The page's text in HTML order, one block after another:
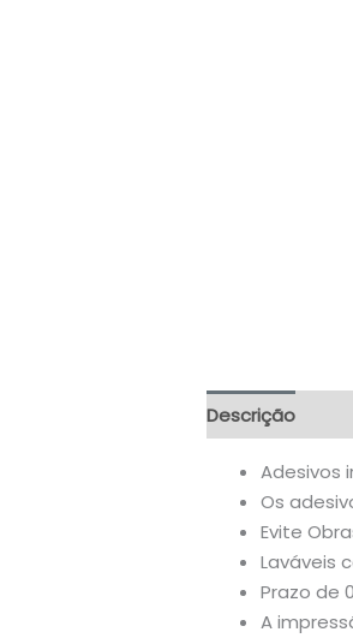
Descrição
Adesivos
Os
Evite
Laváveis
Prazo de
A